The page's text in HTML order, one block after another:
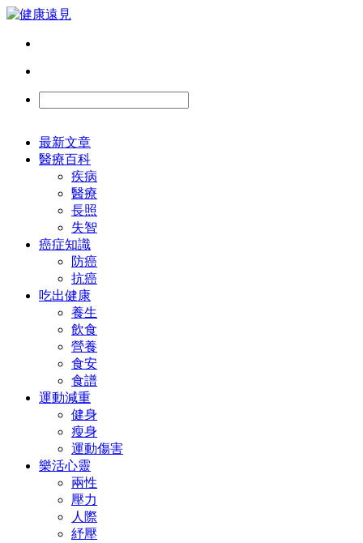
最新文章
醫療百科
疾病
醫療
長照
失智
癌症知識
防癌
抗癌
吃出健康
養生
飲食
營養
食安
食譜
運動減重
健身
瘦身
運動傷害
樂活心靈
兩性
壓力
人際
紓壓